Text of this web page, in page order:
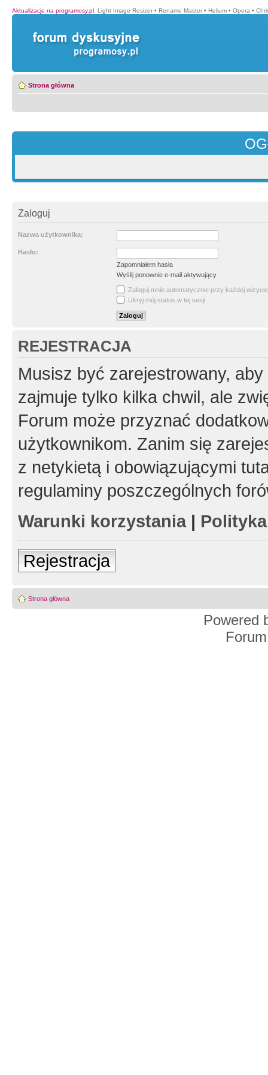
Aktualizacje na programosy.pl: Light Image Resizer • Rename Master • Helium • Opera •
Strona główna
Zaloguj
Nazwa użytkownika:
Hasło:
Zapomniałem hasła
Wyślij ponownie e-mail aktywujący
Zaloguj mnie automatycznie przy każdej wizycie
Ukryj mój status w tej sesji
REJESTRACJA
Musisz być zarejestrowany,
zajmuje tylko kilka chwil, ale
Forum może przyznać
użytkownikom. Zanim się
z netykietą i obowiązującymi
regulaminy poszczególnych
Warunki korzystania|
Rejestracja
Strona główna
Powered